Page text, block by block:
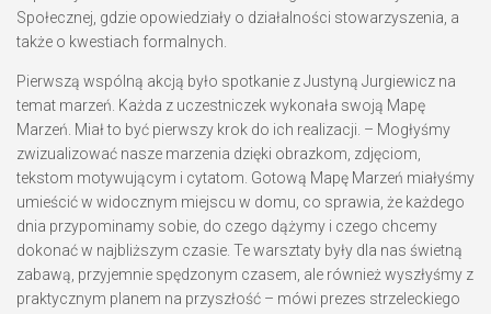
Społecznej, gdzie opowiedziały o działalności stowarzyszenia, a
także o kwestiach formalnych.
Pierwszą wspólną akcją było spotkanie zJustyną Jurgiewicz na
temat marzeń. Każda z uczestniczek wykonała swoją Mapę
Marzeń. Miał to być pierwszy krok do ich realizacji. – Mogłyśmy
zwizualizować nasze marzenia dzięki obrazkom, zdjęciom,
tekstom motywującym i cytatom. Gotową Mapę Marzeń miałyśmy
umieścić w widocznym miejscu w domu, co sprawia, że każdego
dnia przypominamy sobie, do czego dążymy i czego chcemy
dokonać w najbliższym czasie. Te warsztaty były dla nas świetną
zabawą, przyjemnie spędzonym czasem, ale również wyszłyśmy z
praktycznym planem na przyszłość – mówi prezes strzeleckiego